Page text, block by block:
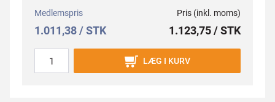
Medlemspris
1.011,38 / STK
Pris (inkl. moms)
1.123,75 / STK
LÆG I KURV